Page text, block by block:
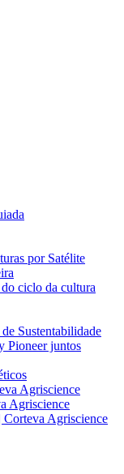
por Satélite
ciclo da cultura
Sustentabilidade
Pioneer juntos
Agriscience
Agriscience
Agriscience